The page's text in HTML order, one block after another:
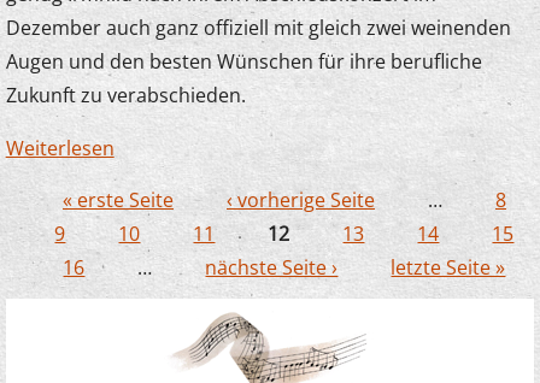
Dezember auch ganz offiziell mit gleich zwei weinenden
Augen und den besten Wünschen für ihre berufliche
Zukunft zu verabschieden.
Weiterlesen über Verabschiedung und Jubiläum
Seiten
« erste Seite ‹ vorherige Seite …
8
9
10 11 12 13 14
15
16
… nächste Seite › letzte Seite »